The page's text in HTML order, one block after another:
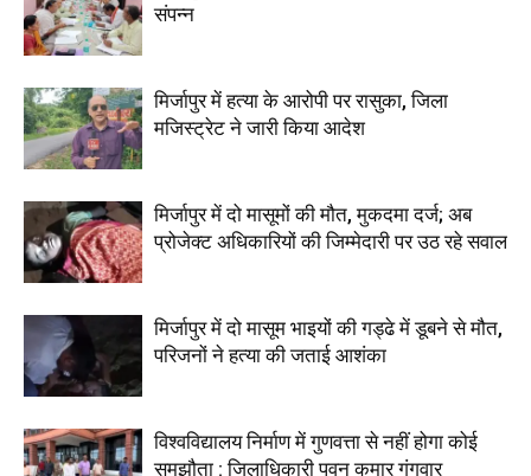
संपन्न
मिर्जापुर में हत्या के आरोपी पर रासुका, जिला
मजिस्ट्रेट ने जारी किया आदेश
मिर्जापुर में दो मासूमों की मौत, मुकदमा दर्ज; अब
प्रोजेक्ट अधिकारियों की जिम्मेदारी पर उठ रहे सवाल
मिर्जापुर में दो मासूम भाइयों की गड्ढे में डूबने से मौत,
परिजनों ने हत्या की जताई आशंका
विश्वविद्यालय निर्माण में गुणवत्ता से नहीं होगा कोई
समझौता : जिलाधिकारी पवन कुमार गंगवार